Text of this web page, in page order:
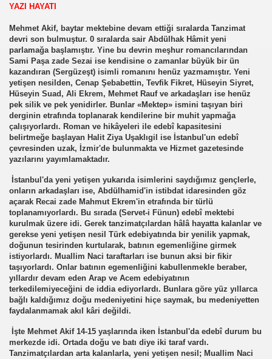
YAZI HAYATI
Mehmet Akif, baytar mektebine devam ettiği sıralarda Tanzimat
devri son bulmuştur. 0 sıralarda sair Abdülhak Hâmit yeni
parlamağa başlamıştır. Yine bu devrin meşhur romancılarından
Sami Paşa zade Sezai ise kendisine o zamanlar büyük bir ün
kazandıran (Sergüzeşt) isimli romanını henüz yazmamıştır. Yeni
yetişen nesilden, Cenap Şebabettin, Tevfik Fikret, Hüseyin Siyret,
Hüseyin Suad, Ali Ekrem, Mehmet Rauf ve arkadaşları ise henüz
pek silik ve pek yenidirler. Bunlar «Mektep» ismini taşıyan biri
derginin etrafında toplanarak kendilerine bir muhit yapmağa
çalışıyorlardı. Roman ve hikâyeleri ile edebî kapasitesini
belirtmeğe başlayan Halit Ziya Uşaklıgil ise İstanbul'un edebî
çevresinden uzak, İzmir'de bulunmakta ve Hizmet gazetesinde
yazılarını yayımlamaktadır.
İstanbul'da yeni yetişen yukarıda isimlerini saydığımız gençlerle,
onların arkadaşları ise, Abdülhamid'in istibdat idaresinden göz
açarak Recai zade Mahmut Ekrem'in etrafında bir türlü
toplanamıyorlardı. Bu sırada (Servet-i Fünun) edebî mektebi
kurulmak üzere idi. Gerek tanzimatçılardan hâlâ hayatta kalanlar ve
gerekse yeni yetişen nesil Türk edebiyatında bir yenilik yapmak,
doğunun tesirinden kurtularak, batının egemenliğine girmek
istiyorlardı. Muallim Naci taraftarları ise bunun aksi bir fikir
taşıyorlardı. Onlar batının egemenliğini kabullenmekle beraber,
yıllardır devam eden Arap ve Acem edebiyatının
terkedilemiyeceğini de iddia ediyorlardı. Bunlara göre yüz yıllarca
bağlı kaldığımız doğu medeniyetini hiçe saymak, bu medeniyetten
faydalanmamak akıl kâri değildi.
İşte Mehmet Akif 14-15 yaşlarında iken İstanbul'da edebî durum bu
merkezde idi. Ortada doğu ve batı diye iki taraf vardı.
Tanzimatçılardan arta kalanlarla, yeni yetişen nesil; Muallim Naci